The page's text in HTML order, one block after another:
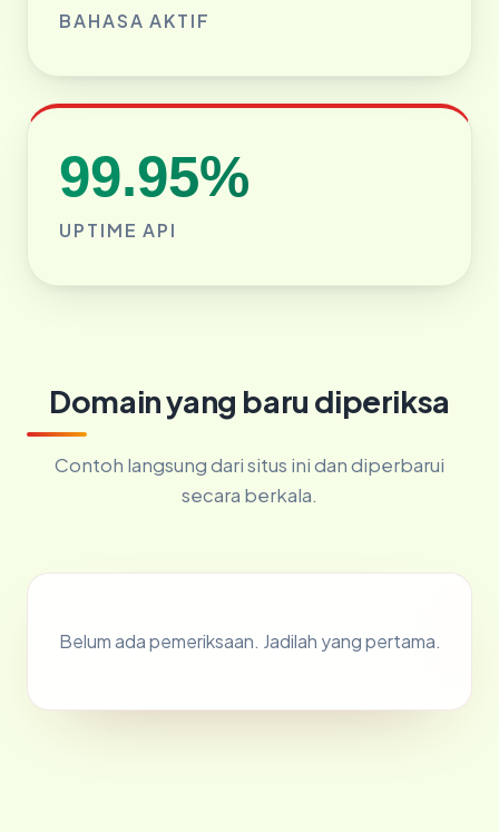
BAHASA AKTIF
99.95%
UPTIME API
Domain yang baru diperiksa
Contoh langsung dari situs ini dan diperbarui
secara berkala.
Belum ada pemeriksaan. Jadilah yang pertama.